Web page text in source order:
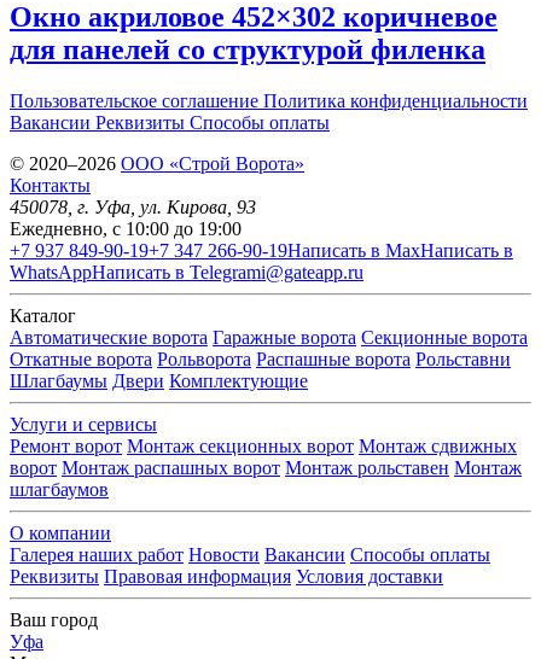
Окно акриловое 452×302 коричневое
для панелей со структурой филенка
Пользовательское соглашение Политика конфиденциальности
Вакансии Реквизиты Способы оплаты
© 2020–2026 OOO «Строй Ворота»
Контакты
450078 , г. Уфа ул. Кирова, 93
Ежедневно, с 10:00 до 19:00
+7 937 849-90-19+7 347 266-90-19Написать в MaxНаписать в
WhatsAppНаписать в Telegrami@gateapp.ru
Каталог
Автоматические ворота Гаражные ворота Секционные ворота
Откатные ворота Рольворота Распашные ворота Рольставни
Шлагбаумы Двери Комплектующие
Услуги и сервисы
Ремонт ворот Монтаж секционных ворот Монтаж сдвижных
ворот Монтаж распашных ворот Монтаж рольставен Монтаж
шлагбаумов
О компании
Галерея наших работ Новости Вакансии Способы оплаты
Реквизиты Правовая информация Условия доставки
Ваш город
Уфа